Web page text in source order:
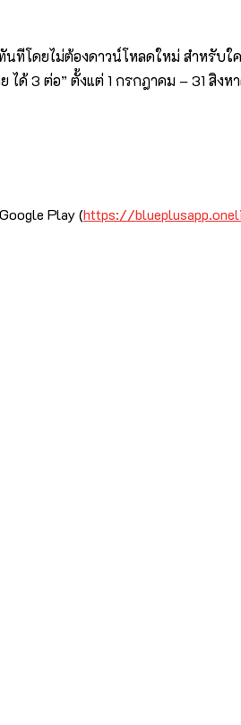
ทีโดยไม่ต้องดาวน์โหลดใหม่ สำหรับใ
ด้ 3 ต่อ” ตั้งแต่ 1 กรกฎาคม – 31 สิง
Play (https://